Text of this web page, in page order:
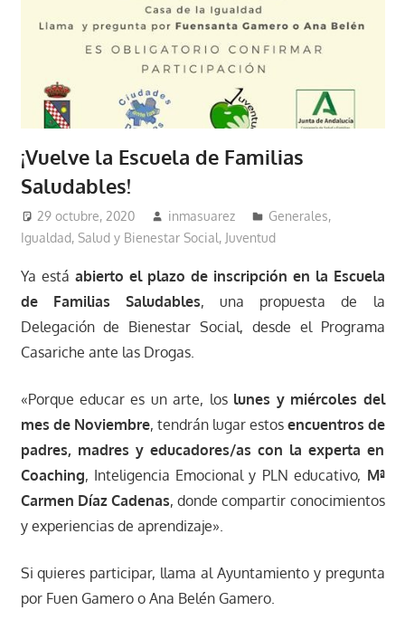
¡Vuelve la Escuela de Familias
Saludables!
29 octubre, 2020 inmasuarez Generales,
Igualdad, Salud y Bienestar Social, Juventud
Ya está abierto el plazo de inscripción en la Escuela
de Familias Saludables, una propuesta de la
Delegación de Bienestar Social, desde el Programa
Casariche ante las Drogas.
«Porque educar es un arte, los lunes y miércoles del
mes de Noviembre, tendrán lugar estos encuentros de
padres, madres y educadores/as con la experta en
Coaching, Inteligencia Emocional y PLN educativo, Mª
Carmen Díaz Cadenas, donde compartir conocimientos
y experiencias de aprendizaje».
Si quieres participar, llama al Ayuntamiento y pregunta
por Fuen Gamero o Ana Belén Gamero.